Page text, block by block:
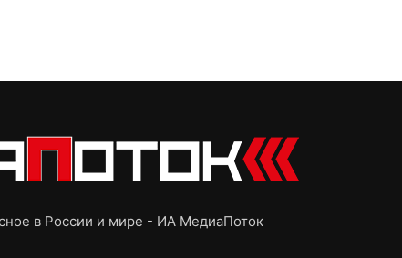
в России и мире - ИА МедиаПоток